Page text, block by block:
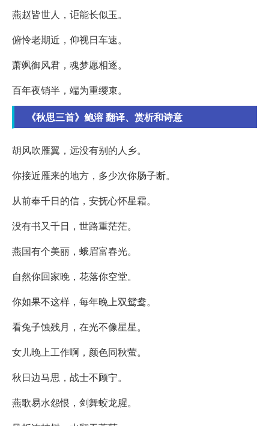
燕赵皆世人，讵能长似玉。
俯怜老期近，仰视日车速。
萧飒御风君，魂梦愿相逐。
百年夜销半，端为重缨束。
《秋思三首》鲍溶 翻译、赏析和诗意
胡风吹雁翼，远没有别的人乡。
你接近雁来的地方，多少次你肠子断。
从前奉千日的信，安抚心怀星霜。
没有书又千日，世路重茫茫。
燕国有个美丽，蛾眉富春光。
自然你回家晚，花落你空堂。
你如果不这样，每年晚上双鸳鸯。
看兔子蚀残月，在光不像星星。
女儿晚上工作啊，颜色同秋萤。
秋日边马思，战士不顾宁。
燕歌易水怨恨，剑舞蛟龙腥。